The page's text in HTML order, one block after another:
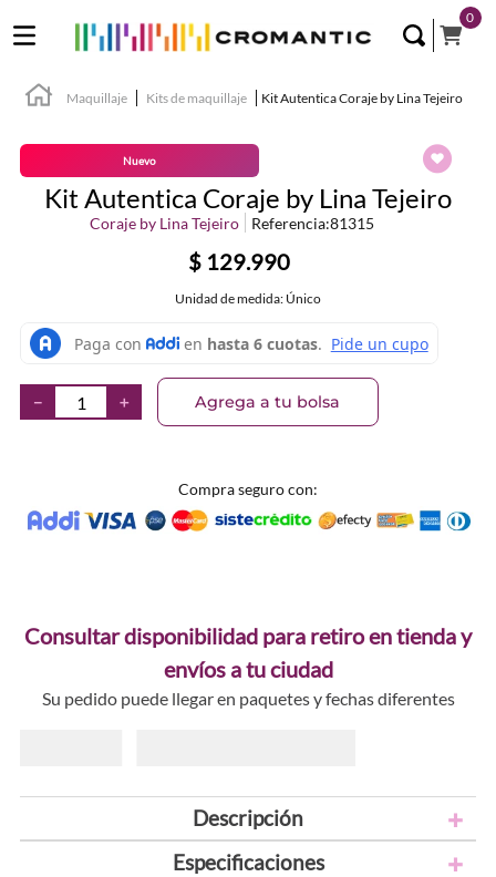
0
Maquillaje Kits de maquillaje Kit Autentica Coraje by Lina Tejeiro
Nuevo
Kit Autentica Coraje by Lina Tejeiro
Coraje by Lina Tejeiro Referencia:81315
$ 129.990
Unidad de medida: Único
＋
－ Agrega a tu bolsa
Compra seguro con:
Consultar disponibilidad para retiro en tienda y
envíos a tu ciudad
Su pedido puede llegar en paquetes y fechas diferentes
Descripción
Especificaciones